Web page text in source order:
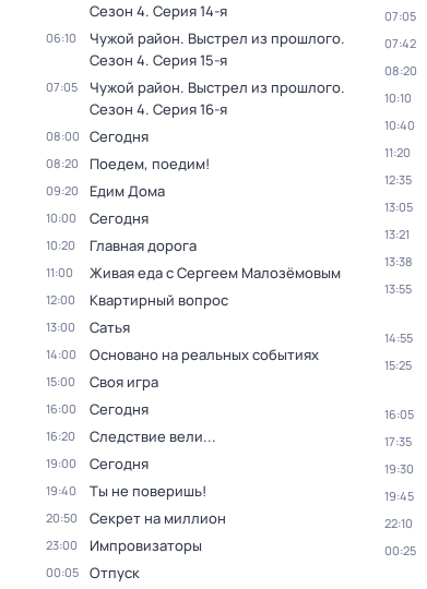
Сезон 4. Серия 14-я
06:10 Чужой район. Выстрел из прошлого.
Сезон 4. Серия 15-я
07:05 Чужой район. Выстрел из прошлого.
Сезон 4. Серия 16-я
08:00 Сегодня
08:20 Поедем, поедим!
09:20 Едим Дома
10:00 Сегодня
10:20 Главная дорога
11:00 Живая еда с Сергеем Малозёмовым
12:00 Квартирный вопрос
13:00 Сатья
14:00 Основано на реальных событиях
15:00 Своя игра
16:00 Сегодня
16:20 Следствие вели...
19:00 Сегодня
19:40 Ты не поверишь!
20:50 Секрет на миллион
23:00 Импровизаторы
00:05 Отпуск
07:05
07:42
08:20
10:10
10:40
11:20
12:35
13:05
13:21
13:38
13:55
14:55
15:25
16:05
17:35
19:30
19:45
22:10
00:25